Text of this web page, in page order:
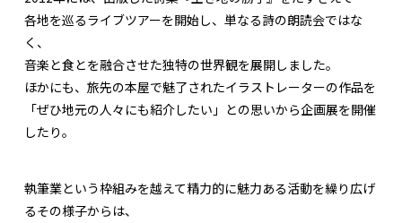
各地を巡るライブツアーを開始し、単なる詩の朗読会ではな
く、
音楽と食とを融合させた独特の世界観を展開しました。
ほかにも、旅先の本屋で魅了されたイラストレーターの作品を
「ぜひ地元の人々にも紹介したい」との思いから企画展を開催
したり。
執筆業という枠組みを越えて精力的に魅力ある活動を繰り広げ
るその様子からは、